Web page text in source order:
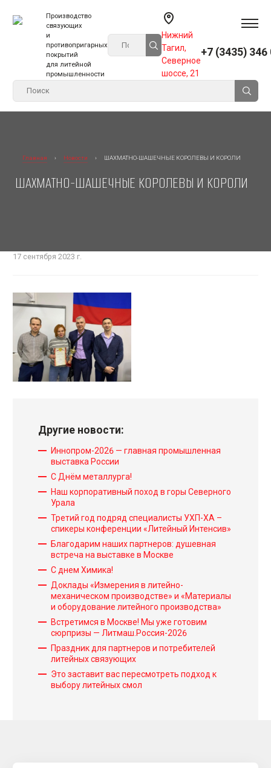
Производство
связующих
и
противопригарных
покрытий
для литейной
промышленности
Нижний
Тагил,
Северное
шоссе, 21
+7 (3435) 346
О компании
Ответственность
Дипломы
О литейной химии
Резол СО2
Бета-сет
ХТС (No-Bake) системы
Альфасет процесс
Фуран процесс
Жидкое стекло — сложный эфир
Фенольно-кислотные
Термоотверждаемые системы
Hot-Box
Оболочковые формы (Shell / Croning)
Термошок
Противопригарные покрытия
Главная › Новости › ШАХМАТНО-ШАШЕЧНЫЕ КОРОЛЕВЫ И КОРОЛИ
ШАХМАТНО-ШАШЕЧНЫЕ КОРОЛЕВЫ И КОРОЛИ
17 сентября 2023 г.
Другие новости:
Иннопром-2026 — главная промышленная
выставка России
С Днём металлурга!
Наш корпоративный поход в горы Северного
Урала
Третий год подряд специалисты УХП-ХА –
спикеры конференции «Литейный Интенсив»
Благодарим наших партнеров: душевная
встреча на выставке в Москве
С днем Химика!
Доклады «Измерения в литейно-
механическом производстве» и «Материалы
и оборудование литейного производства»
Встретимся в Москве! Мы уже готовим
сюрпризы — Литмаш.Россия-2026
Праздник для партнеров и потребителей
литейных связующих
Это заставит вас пересмотреть подход к
выбору литейных смол